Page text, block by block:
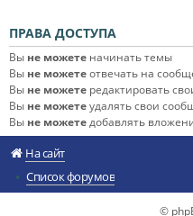
ПРАВА ДОСТУПА
Вы не можете начинать темы
Вы не можетеотвечать на
Вы не можете редактировать
Вы не можетеудалять свои
Вы не можетедобавлять
На сайт
Список форумов
©